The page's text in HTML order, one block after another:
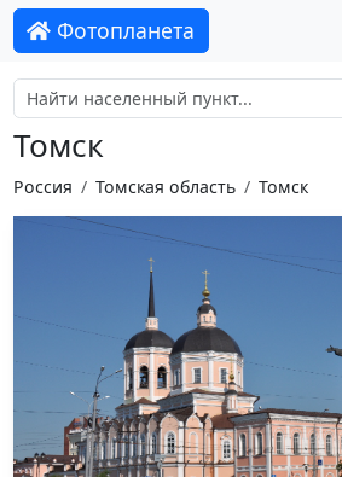
Фотопланета
Томск
Россия Томская область Томск